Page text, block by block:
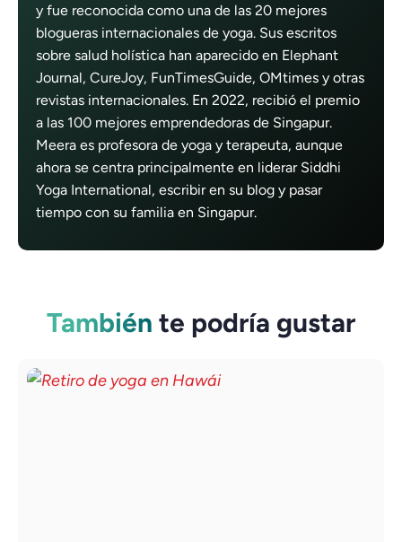
y fue reconocida como una de las 20 mejores
blogueras internacionales de yoga. Sus escritos
sobre salud holística han aparecido en Elephant
Journal, CureJoy, FunTimesGuide, OMtimes y otras
revistas internacionales. En 2022, recibió el premio
a las 100 mejores emprendedoras de Singapur.
Meera es profesora de yoga y terapeuta, aunque
ahora se centra principalmente en liderar Siddhi
Yoga International, escribir en su blog y pasar
tiempo con su familia en Singapur.
También te podría gustar